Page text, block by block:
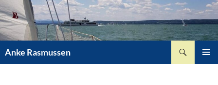
Zum
Inhalt
springen
Anke Rasmussen